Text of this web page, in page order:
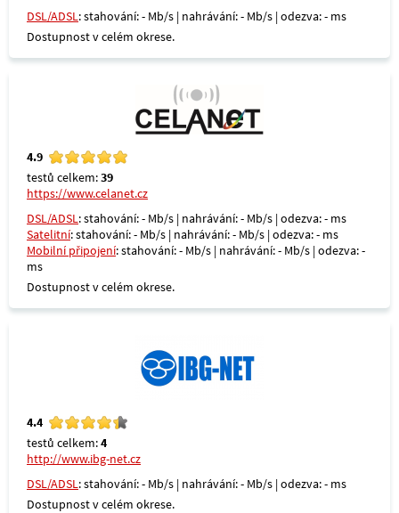
DSL/ADSL: stahování: - Mb/s | nahrávání: - Mb/s | odezva: - ms
Dostupnost v celém okrese.
4.9
testů celkem:39
https://www.celanet.cz
DSL/ADSL: stahování: - Mb/s | nahrávání: - Mb/s | odezva: - ms
Satelitní: stahování: - Mb/s | nahrávání: - Mb/s | odezva: - ms
Mobilní připojení: stahování: - Mb/s | nahrávání: - Mb/s | odezva: -
ms
Dostupnost v celém okrese.
4.4
testů celkem:4
http://www.ibg-net.cz
DSL/ADSL: stahování: - Mb/s | nahrávání: - Mb/s | odezva: - ms
Dostupnost v celém okrese.